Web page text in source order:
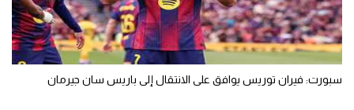
سبورت: فيران توريس يوافق على الانتقال إلى باريس سان جيرمان